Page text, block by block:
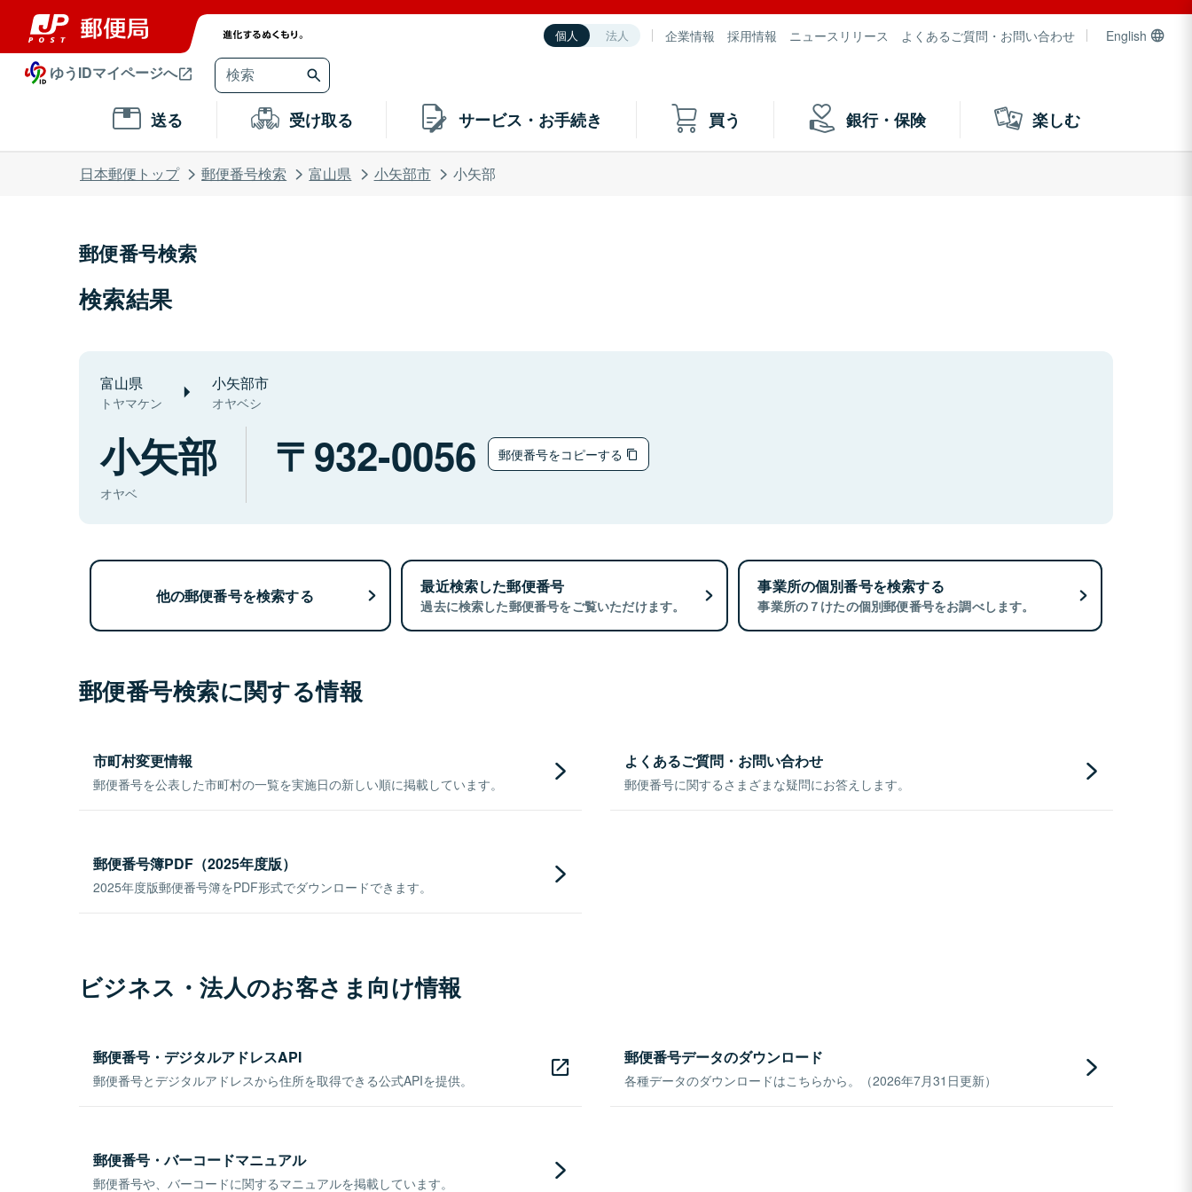
個人 法人 企業情報 採用情報 ニュースリリース よくあるご質問・お問い合わせ English
ゆうIDマイページへ
送る 受け取る サービス・お手続き 買う 銀行・保険 楽しむ
日本郵便トップ 郵便番号検索 富山県 小矢部市 小矢部
郵便番号検索
検索結果
富山県
トヤマケン
小矢部市
オヤベシ
小矢部
オヤベ
932-0056 郵便番号をコピーする
他の郵便番号を検索する 最近検索した郵便番号
過去に検索した郵便番号をご覧いただけます。
事業所の個別番号を検索する
事業所の７けたの個別郵便番号をお調べします。
郵便番号検索に関する情報
市町村変更情報
郵便番号を公表した市町村の一覧を実施日の新しい順に掲載しています。
よくあるご質問・お問い合わせ
郵便番号に関するさまざまな疑問にお答えします。
郵便番号簿PDF（2025年度版）
2025年度版郵便番号簿をPDF形式でダウンロードできます。
ビジネス・法人のお客さま向け情報
郵便番号・デジタルアドレスAPI
郵便番号とデジタルアドレスから住所を取得できる公式APIを提供。
郵便番号データのダウンロード
各種データのダウンロードはこちらから。（2026年7月31日更新）
郵便番号・バーコードマニュアル
郵便番号や、バーコードに関するマニュアルを掲載しています。